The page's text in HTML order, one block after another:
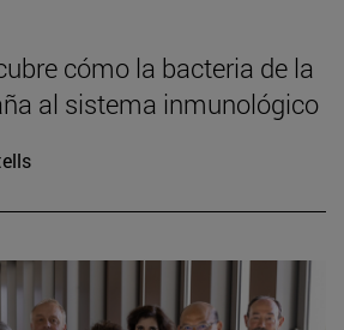
cómo la bacteria de la
al sistema inmunológico